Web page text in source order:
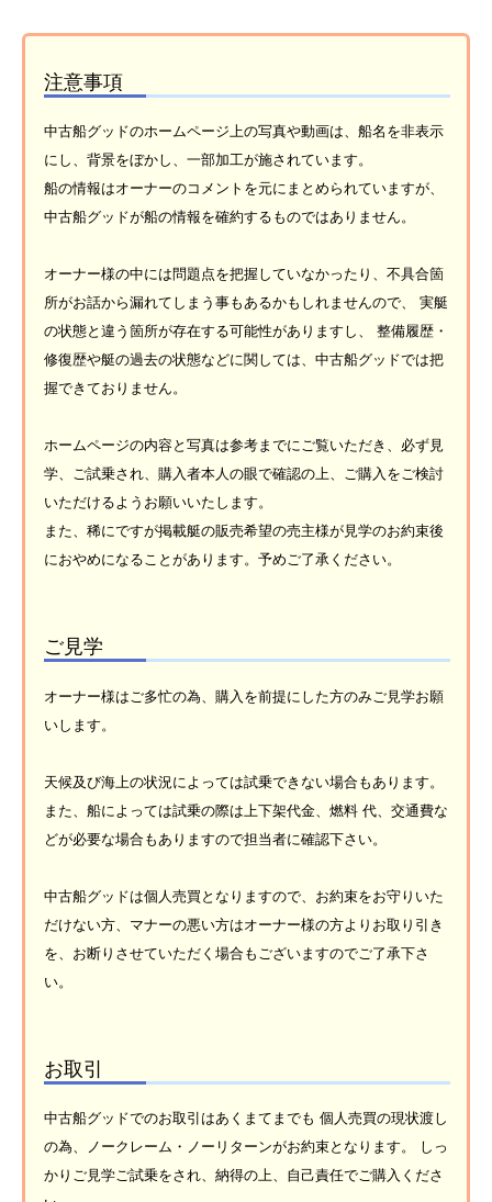
注意事項
中古船グッドのホームページ上の写真や動画は、船名を非表示
にし、背景をぼかし、一部加工が施されています。
船の情報はオーナーのコメントを元にまとめられていますが、
中古船グッドが船の情報を確約するものではありません。
オーナー様の中には問題点を把握していなかったり、不具合箇
所がお話から漏れてしまう事もあるかもしれませんので、 実艇
の状態と違う箇所が存在する可能性がありますし、 整備履歴・
修復歴や艇の過去の状態などに関しては、中古船グッドでは把
握できておりません。
ホームページの内容と写真は参考までにご覧いただき、必ず見
学、ご試乗され、購入者本人の眼で確認の上、ご購入をご検討
いただけるようお願いいたします。
また、稀にですが掲載艇の販売希望の売主様が見学のお約束後
におやめになることがあります。予めご了承ください。
ご見学
オーナー様はご多忙の為、購入を前提にした方のみご見学お願
いします。
天候及び海上の状況によっては試乗できない場合もあります。
また、船によっては試乗の際は上下架代金、燃料 代、交通費な
どが必要な場合もありますので担当者に確認下さい。
中古船グッドは個人売買となりますので、お約束をお守りいた
だけない方、マナーの悪い方はオーナー様の方よりお取り引き
を、お断りさせていただく場合もございますのでご了承下さ
い。
お取引
中古船グッドでのお取引はあくまてまでも 個人売買の現状渡し
の為、ノークレーム・ノーリターンがお約束となります。 しっ
かりご見学ご試乗をされ、納得の上、自己責任でご購入くださ